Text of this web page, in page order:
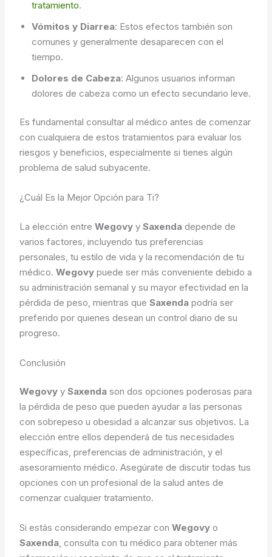
tratamiento.
Vómitos y Diarrea: Estos efectos también son
comunes y generalmente desaparecen con el
tiempo.
Dolores de Cabeza: Algunos usuarios informan
dolores de cabeza como un efecto secundario leve.
Es fundamental consultar al médico antes de comenzar
con cualquiera de estos tratamientos para evaluar los
riesgos y beneficios, especialmente si tienes algún
problema de salud subyacente.
¿Cuál Es la Mejor Opción para Ti?
La elección entreWegovy ySaxenda depende de
varios factores, incluyendo tus preferencias
personales, tu estilo de vida y la recomendación de tu
médico.Wegovy puede ser más conveniente debido a
su administración semanal y su mayor efectividad en la
pérdida de peso, mientras queSaxenda podría ser
preferido por quienes desean un control diario de su
progreso.
Conclusión
Wegovy ySaxenda son dos opciones poderosas para
la pérdida de peso que pueden ayudar a las personas
con sobrepeso u obesidad a alcanzar sus objetivos. La
elección entre ellos dependerá de tus necesidades
específicas, preferencias de administración, y el
asesoramiento médico. Asegúrate de discutir todas tus
opciones con un profesional de la salud antes de
comenzar cualquier tratamiento.
Si estás considerando empezar conWegovy o
Saxenda, consulta con tu médico para obtener más